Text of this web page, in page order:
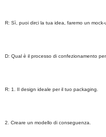
R: Sì, puoi dirci la tua idea, faremo un mock-
D: Qual è il processo di confezionamento
R: 1. Il design ideale per il tuo packaging.
2. Creare un modello di conseguenza.